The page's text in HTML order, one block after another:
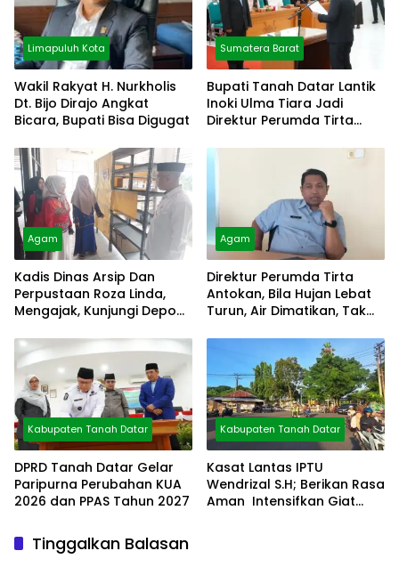
Limapuluh Kota
Wakil Rakyat H. Nurkholis
Dt. Bijo Dirajo Angkat
Bicara, Bupati Bisa Digugat
Sumatera Barat
Bupati Tanah Datar Lantik
Inoki Ulma Tiara Jadi
Direktur Perumda Tirta
Agam
Kadis Dinas Arsip Dan
Perpustaan Roza Linda,
Mengajak, Kunjungi Depo
Agam
Direktur Perumda Tirta
Antokan, Bila Hujan Lebat
Turun, Air Dimatikan, Tak
Kabupaten Tanah Datar
DPRD Tanah Datar Gelar
Paripurna Perubahan KUA
2026 dan PPAS Tahun 2027
Kabupaten Tanah Datar
Kasat Lantas IPTU
Wendrizal S.H; Berikan Rasa
Aman Intensifkan Giat
Tinggalkan Balasan